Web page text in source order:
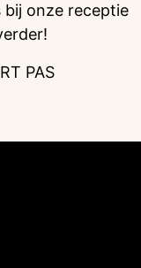
bij onze receptie
PAS